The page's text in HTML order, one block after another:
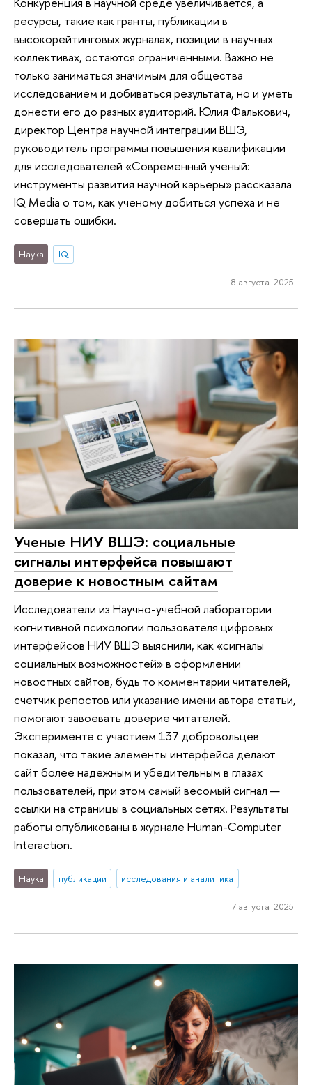
ресурсы, такие как гранты, публикации в
высокорейтинговых журналах, позиции в научных
коллективах, остаются ограниченными. Важно не
только заниматься значимым для общества
исследованием и добиваться результата, но и уметь
донести его до разных аудиторий. Юлия Фалькович,
директор Центра научной интеграции ВШЭ,
руководитель программы повышения квалификации
для исследователей «Современный ученый:
инструменты развития научной карьеры» рассказала
IQ Media о том, как ученому добиться успеха и не
совершать ошибки.
Наука IQ
8 августа 2025
Учeные НИУ ВШЭ: социальные
сигналы интерфейса повышают
доверие к новостным сайтам
Исследователи из Научно-учебной лаборатории
когнитивной психологии пользователя цифровых
интерфейсов НИУ ВШЭ выяснили, как «сигналы
социальных возможностей» в оформлении
новостных сайтов, будь то комментарии читателей,
счетчик репостов или указание имени автора статьи,
помогают завоевать доверие читателей.
Эксперименте с участием 137 добровольцев
показал, что такие элементы интерфейса делают
сайт более надежным и убедительным в глазах
пользователей, при этом самый весомый сигнал —
ссылки на страницы в социальных сетях. Результаты
работы опубликованы в журнале Human-Computer
Interaction.
Наука публикации исследования и аналитика
7 августа 2025